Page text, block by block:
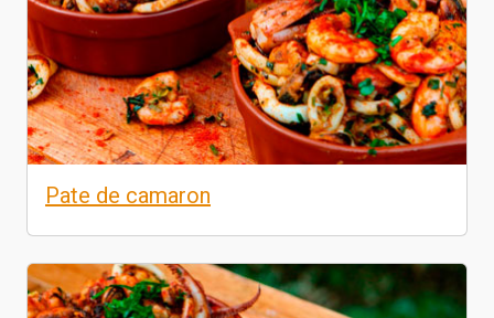
Pate de camaron